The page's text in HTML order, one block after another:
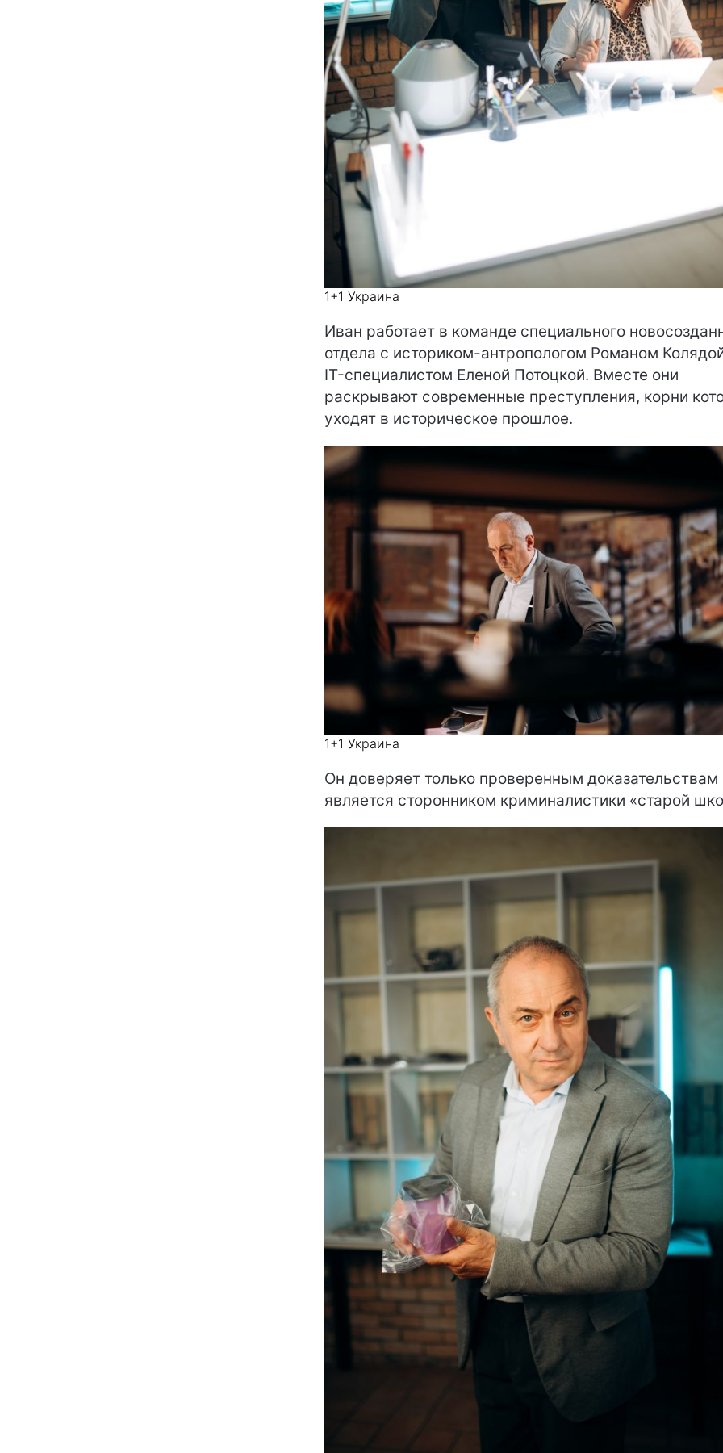
1+1 Украина
Иван работает в команде специального
отдела с историком-антропологом Романом
IT-специалистом Еленой Потоцкой. Вместе они
раскрывают современные преступления, корни
уходят в историческое прошлое.
1+1 Украина
Он доверяет только проверенным доказательствам
является сторонником криминалистики «старой